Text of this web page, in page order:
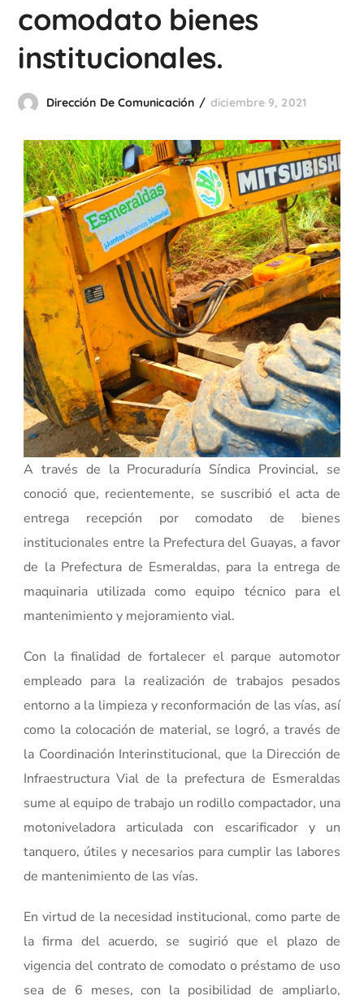
comodato bienes
institucionales.
Dirección De Comunicación diciembre 9, 2021
A través de la Procuraduría Síndica Provincial, se
conoció que, recientemente, se suscribió el acta de
entrega recepción por comodato de bienes
institucionales entre la Prefectura del Guayas, a favor
de la Prefectura de Esmeraldas, para la entrega de
maquinaria utilizada como equipo técnico para el
mantenimiento y mejoramiento vial.
Con la finalidad de fortalecer el parque automotor
empleado para la realización de trabajos pesados
entorno a la limpieza y reconformación de las vías, así
como la colocación de material, se logró, a través de
la Coordinación Interinstitucional, que la Dirección de
Infraestructura Vial de la prefectura de Esmeraldas
sume al equipo de trabajo un rodillo compactador, una
motoniveladora articulada con escarificador y un
tanquero, útiles y necesarios para cumplir las labores
de mantenimiento de las vías.
En virtud de la necesidad institucional, como parte de
la firma del acuerdo, se sugirió que el plazo de
vigencia del contrato de comodato o préstamo de uso
sea de 6 meses, con la posibilidad de ampliarlo,